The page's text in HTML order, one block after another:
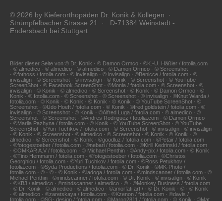
© 2026 by Kieferorthopäden Dr. Konik & Kollegen ·
Strümpfelbacher Strasse 21 · D-71384 Weinstadt -
Endersbach bei Stuttgart
Bilder dieser Seite von:© Dr. Konik · © Damon Ormco · ©K.-U. Häßler / fotolia.com
· © almedico · © almedico · © almedico · © Damon Ormco · © Screenshot
· ©fothoss / fotolia.com · © invisalign · © invisalign · ©Benicce / fotolia.com · ©
invisalign · © Screenshot · © invisalign · © Konik · © Screenshot · © YouTube
ScreenShot · © Facebook ScreenShot · ©Monia / fotolia.com · © Screenshot · ©
invisalign · © Konik · © almedico · © Screenshot · © Konik · © Damon Ormco · ©
Konik · © fotolia.com · © Screenshot · © Screenshot · © invisalign · ©Knut Wiarda /
fotolia.com · © Konik · © Konik · © Konik · © Konik · © YouTube ScreenShot · ©
Screenshot · ©Udo Hoeft / fotolia.com · © Konik · ©fred goldstein / fotolia.com · ©
invisalign · © Screenshot · © Konik · ©Alfred Luga / fotolia.com · © almedico · ©
Screenshot · © Screenshot · ©Andres Rodriguez / fotolia.com · © Damon Ormco
· ©Mariia Pazhyna / fotolia.com · © Konik · © YouTube ScreenShot · © YouTube
ScreenShot · ©Yuri Tuchkov / fotolia.com · © Screenshot · © invisalign · © invisalign
· © Konik · © Screenshot · © almedico · © Screenshot · © Konik · © Konik · ©
almedico · © Screenshot · © Konik · ©goodluz / fotolia.com · ©Petair / fotolia.com
· ©fotogestoeber / fotolia.com · ©nebari / fotolia.com · ©Kirill Kedrinski / fotolia.com
· ©OMKAR A.V / fotolia.com · © Michael Penthin · ©Andy-pix / fotolia.com · © Konik
· ©Tino Hemmann / fotolia.com · ©fotogestoeber / fotolia.com · ©Christos
Georghiou / fotolia.com · ©Yuri Tuchkov / fotolia.com · ©Ross Petukhov /
fotolia.com · ©Syda Productions / fotolia.com · © Dr. Konik · ©MK-Photo /
fotolia.com · © · © · © Konik · ©ladoga / fotolia.com · ©mindscanner / fotolia.com · ©
Michael Penthin · ©mindscanner / fotolia.com · © Dr. Konik · © invisalign · © Konik
· ©KB3 / almedico · ©mindscanner / almedico · © · ©Monkey Business / fotolia.com
· © Dr. Konik · © almedico · © almedico · ©amorfati.art / · © Dr. Konik · © · © Konik
· © almedico · ©zaretskaya / fotolia.com · ©Kzenon / fotolia.com · ©davis /
fotolia.com · ©SG- design / fotolia.com · ©Marco2811 / fotolia.com · © Konik · ©Mat